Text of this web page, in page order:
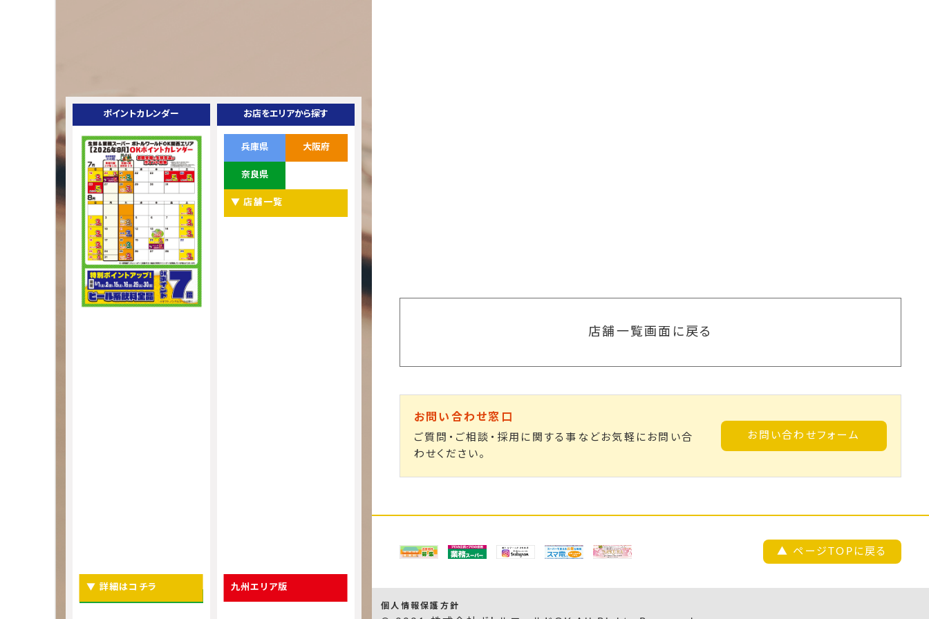
ポイントカレンダー
▼ 詳細はコチラ
お店をエリアから探す
兵庫県 大阪府
奈良県
▼ 店舗一覧
九州エリア版
店舗一覧画面に戻る
お問い合わせ窓口
ご質問・ご相談・採用に関する事などお気軽にお問い合
わせください。
お問い合わせフォーム
▲ ページTOPに戻る
個人情報保護方針